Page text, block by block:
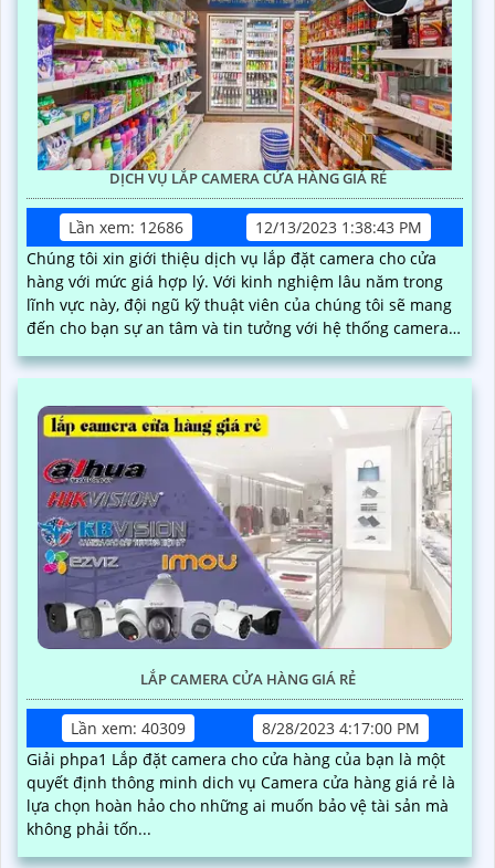
DỊCH VỤ LẮP CAMERA CỬA HÀNG GIÁ RẺ
Lần xem: 12686
12/13/2023 1:38:43 PM
Chúng tôi xin giới thiệu dịch vụ lắp đặt camera cho cửa
hàng với mức giá hợp lý. Với kinh nghiệm lâu năm trong
lĩnh vực này, đội ngũ kỹ thuật viên của chúng tôi sẽ mang
đến cho bạn sự an tâm và tin tưởng với hệ thống camera
chất lượng cao
LẮP CAMERA CỬA HÀNG GIÁ RẺ
Lần xem: 40309
8/28/2023 4:17:00 PM
Giải phpa1 Lắp đặt camera cho cửa hàng của bạn là một
quyết định thông minh dich vụ Camera cửa hàng giá rẻ là
lựa chọn hoàn hảo cho những ai muốn bảo vệ tài sản mà
không phải tốn...